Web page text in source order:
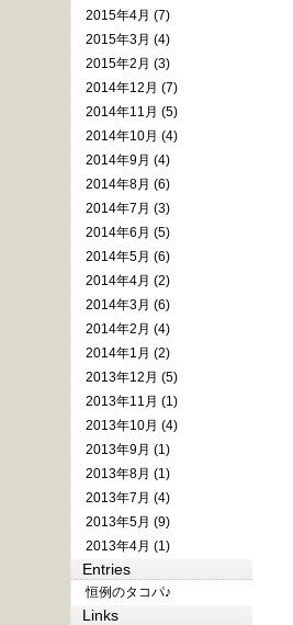
2015年4月 (7)
2015年3月 (4)
2015年2月 (3)
2014年12月 (7)
2014年11月 (5)
2014年10月 (4)
2014年9月 (4)
2014年8月 (6)
2014年7月 (3)
2014年6月 (5)
2014年5月 (6)
2014年4月 (2)
2014年3月 (6)
2014年2月 (4)
2014年1月 (2)
2013年12月 (5)
2013年11月 (1)
2013年10月 (4)
2013年9月 (1)
2013年8月 (1)
2013年7月 (4)
2013年5月 (9)
2013年4月 (1)
Entries
恒例のタコパ♪
Links